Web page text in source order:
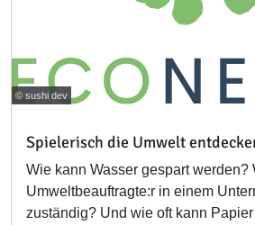
© sushi dev
Spielerisch die Umwelt
Wie kann Wasser gespart werden?
Umweltbeauftragte:r in einem
zuständig? Und wie oft kann